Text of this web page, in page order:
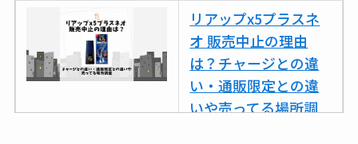
クランベリージュー
スはコンビニで売っ
てる？薬局やイオン
は？おすすめや効果
も調査
リアップx5プラスネ
オ 販売中止の理由
は？チャージとの違
い・通販限定との違
いや売ってる場所調